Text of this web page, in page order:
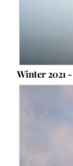
Winter 2021